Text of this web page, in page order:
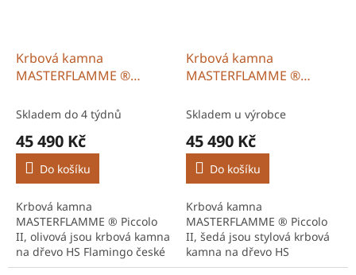
Krbová kamna
MASTERFLAMME ®
Skladem do 4 týdnů
45 490 Kč
Do košíku
Krbová kamna
MASTERFLAMME ® Piccolo
II, olivová jsou krbová kamna
na dřevo HS Flamingo české
výroby s robustní ocelovou
Krbová kamna
MASTERFLAMME ®
Skladem u výrobce
45 490 Kč
Do košíku
Krbová kamna
MASTERFLAMME ® Piccolo
II, šedá jsou stylová krbová
kamna na dřevo HS
Flamingo s kvalitním